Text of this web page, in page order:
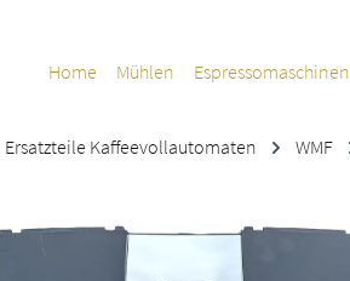
Home Mühlen Espressomaschinen
Ersatzteile Kaffeevollautomaten WMF